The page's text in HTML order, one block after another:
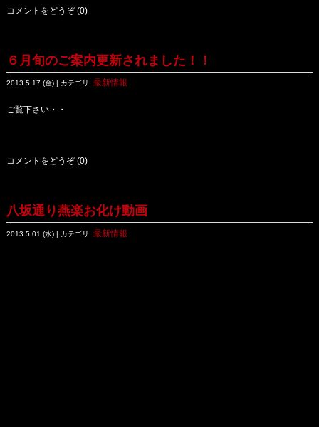
コメントをどうぞ (0)
６月旬のご案内更新されました！！
2013.5.17 (金) | カテゴリ: 最新情報
ご覧下さい・・
コメントをどうぞ (0)
八坂通り燕楽お化け動画
2013.5.01 (水) | カテゴリ: 最新情報